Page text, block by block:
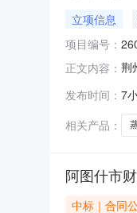
立项信息
项目编号：
正文内容： 荆
间
发布时间： 7
相关产品：
阿图什市
中标｜合同